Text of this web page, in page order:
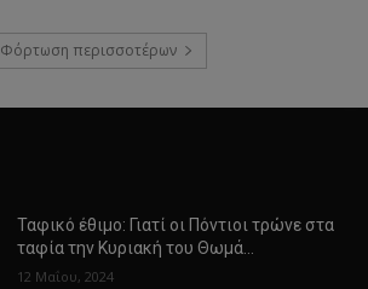
Φόρτωση περισσοτέρων
Ταφικό έθιμο: Γιατί οι Πόντιοι τρώνε στα
ταφία την Κυριακή του Θωμά…
12 Μαΐου, 2024